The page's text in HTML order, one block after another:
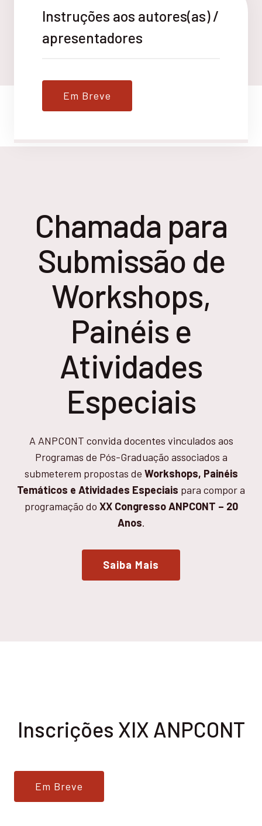
Instruções aos autores(as) /
apresentadores
Em Breve
Chamada para
Submissão de
Workshops,
Painéis e
Atividades
Especiais
A ANPCONT convida docentes vinculados aos
Programas de Pós-Graduação associados a
submeterem propostas de Workshops, Painéis
Temáticos e Atividades Especiais para compor a
programação do XX Congresso ANPCONT – 20
Anos.
Saiba Mais
Inscrições XIX ANPCONT
Em Breve